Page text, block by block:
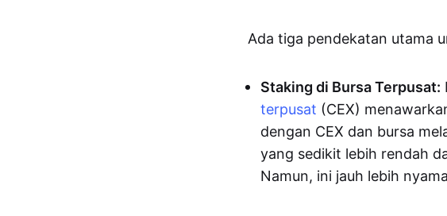
Ada tiga pendekatan utama
Staking di Bursa Terpusat:
terpusat (CEX)
dengan CEX dan bursa
yang sedikit lebih rendah
Namun, ini jauh lebih